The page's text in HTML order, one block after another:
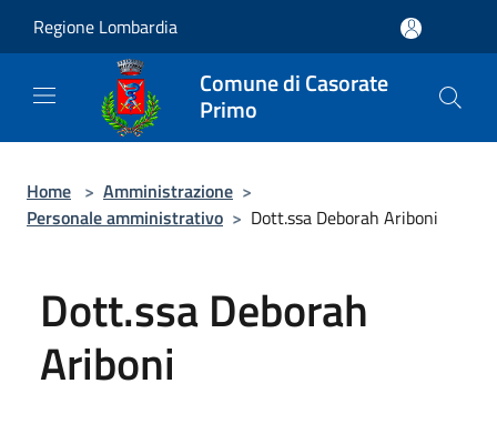
Regione Lombardia
Comune di Casorate
Primo
Home > Amministrazione >
Personale amministrativo > Dott.ssa Deborah Ariboni
Dott.ssa Deborah
Ariboni